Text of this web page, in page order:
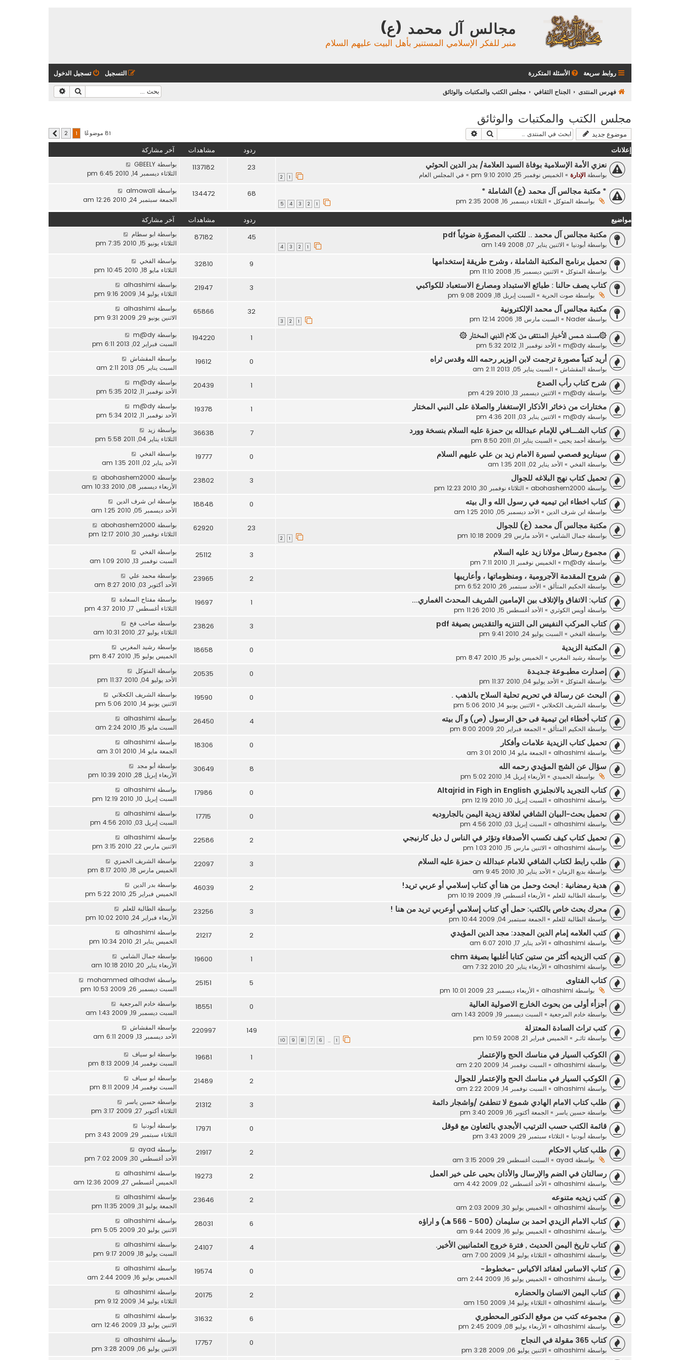
مجالس آل محمد (ع)
منبر للفكر الإسلامي المستنير بأهل البيت عليهم السلام
روابط سريعة الأسئلة المتكررة تسجيل الدخول التسجيل
فهرس المنتدى الجناح الثقافي مجلس الكتب والمكتبات والوثائق بحث
مجلس الكتب والمكتبات والوثائق
موضوع جديد بحث 81 موضوعًا 1
2 التالي
إعلانات ردود مشاهدات آخر مشاركة
نعزي الأمة الإسلامية بوفاة السيد العلامة/ بدر الدين الحوثي
بواسطة الإدارة » الخميس نوفمبر 25, 2010 9:10 pm » في المجلس العام 1
2
23
1137182 بواسطة GBEELY
الثلاثاء ديسمبر 14, 2010 6:45 pm
* مكتبة مجالس آل محمد (ع) الشاملة *
بواسطة المتوكل » الثلاثاء ديسمبر 16, 2008 2:35 pm 1
2
3
4
5
68
134472 بواسطة almowali
الجمعة سبتمبر 24, 2010 12:26 am
مواضيع ردود مشاهدات آخر مشاركة
مكتبة مجالس آل محمد .. للكتب المصوّرة ضوئياً pdf
بواسطة أبودنيا » الاثنين يناير 07, 2008 1:49 am 1
2
3
4
45
87182 بواسطة ابو سطام
الثلاثاء يونيو 15, 2010 7:35 pm
تحميل برنامج المكتبة الشاملة ، وشرح طريقة إستخدامها
بواسطة المتوكل » الاثنين ديسمبر 15, 2008 11:10 pm
9
32810 بواسطة الفخي
الثلاثاء مايو 18, 2010 10:45 pm
كتاب يصف حالنا : طبائع الاستبداد ومصارع الاستعباد للكواكبي
بواسطة صوت الحرية » السبت إبريل 18, 2009 9:08 pm
3
21947 بواسطة alhashimi
الثلاثاء يوليو 14, 2009 9:16 pm
مكتبة مجالس آل محمد الإلكترونية
بواسطة Nader
» السبت مارس 18, 2006 12:14 pm 1
2
3
32
65866 بواسطة alhashimi
الاثنين يونيو 29, 2009 9:31 pm
۞مسند شمس الأخبار المنتقى من كلام النبي المختار ۞
بواسطة m@dy
» الأحد نوفمبر 11, 2012 5:32 pm
1
194220 بواسطة m@dy
السبت فبراير 02, 2013 6:11 pm
أريد كتباً مصورة ترجمت لابن الوزير رحمه الله وقدس ثراه
بواسطة المقشاش » السبت يناير 05, 2013 2:11 am
0
19612 بواسطة المقشاش
السبت يناير 05, 2013 2:11 am
شرح كتاب رأب الصدع
بواسطة m@dy
» الاثنين ديسمبر 13, 2010 4:29 pm
1
20439 بواسطة m@dy
الأحد نوفمبر 11, 2012 5:35 pm
مختارات من ذخائر الأذكار الإستغفار والصلاة على النبي المختار
بواسطة m@dy
» الاثنين يناير 03, 2011 4:36 pm
1
19378 بواسطة m@dy
الأحد نوفمبر 11, 2012 5:34 pm
كتاب الشـــافي للإمام عبدالله بن حمزة عليه السلام بنسخة وورد
بواسطة أحمد يحيى » السبت يناير 01, 2011 8:50 pm
7
36638 بواسطة زيد
الثلاثاء يناير 04, 2011 5:58 pm
سيناريو قصصي لسيرة الامام زيد بن علي عليهم السلام
بواسطة الفخي » الأحد يناير 02, 2011 1:35 am
0
19777 بواسطة الفخي
الأحد يناير 02, 2011 1:35 am
تحميل كتاب نهج البلاغه للجوال
بواسطة abohashem2000
» الثلاثاء نوفمبر 30, 2010 12:23 pm
3
23802 بواسطة abohashem2000
الأربعاء ديسمبر 08, 2010 10:33 am
كتاب اخطاء ابن تيميه في رسول الله و ال بيته
بواسطة ابن شرف الدين » الأحد ديسمبر 05, 2010 1:25 am
0
18848 بواسطة ابن شرف الدين
الأحد ديسمبر 05, 2010 1:25 am
مكتبة مجالس آل محمد (ع) للجوال
بواسطة جمال الشامي » الأحد مارس 29, 2009 10:18 pm 1
2
23
62920 بواسطة abohashem2000
الثلاثاء نوفمبر 30, 2010 12:17 pm
مجموع رسائل مولانا زيد عليه السلام
بواسطة m@dy
» الخميس نوفمبر 11, 2010 7:11 pm
3
25112 بواسطة الفخي
السبت نوفمبر 13, 2010 1:09 am
شروح المقدمة الآجرومية ، ومنظوماتها ، وأعاريبها
بواسطة الحكيم المتألق » الأحد سبتمبر 26, 2010 6:52 pm
2
23965 بواسطة محمد علي
الأحد أكتوبر 03, 2010 8:27 am
كتاب: الاتفاق والإتلاف بين الإمامين الشريف المحدث الغماري...
بواسطة أويس الكوثري » الأحد أغسطس 15, 2010 11:26 pm
1
19697 بواسطة مفتاح السعادة
الثلاثاء أغسطس 17, 2010 4:37 pm
كتاب المركب النفيس الى التنزيه والتقديس بصيغة pdf
بواسطة الفخي » السبت يوليو 24, 2010 9:41 pm
3
23826 بواسطة صاحب فخ
الثلاثاء يوليو 27, 2010 10:31 am
المكتبة الزيدية
بواسطة رشيد المغربي » الخميس يوليو 15, 2010 8:47 pm
0
18658 بواسطة رشيد المغربي
الخميس يوليو 15, 2010 8:47 pm
إصدارت مطبـوعة جـديـدة
بواسطة المتوكل » الأحد يوليو 04, 2010 11:37 pm
0
20535 بواسطة المتوكل
الأحد يوليو 04, 2010 11:37 pm
البحث عن رسالة في تحريم تحلية السلاح بالذهب .
بواسطة الشريف الكحلاني » الاثنين يونيو 14, 2010 5:06 pm
0
19590 بواسطة الشريف الكحلاني
الاثنين يونيو 14, 2010 5:06 pm
كتاب أخطاء ابن تيمية فى حق الرسول (ص) و آل بيته
بواسطة الحكيم المتألق » الجمعة فبراير 20, 2009 8:00 pm
4
26450 بواسطة alhashimi
السبت مايو 15, 2010 2:24 am
تحميل كتاب الزيدية علامات وأفكار
بواسطة alhashimi
» الجمعة مايو 14, 2010 3:01 am
0
18306 بواسطة alhashimi
الجمعة مايو 14, 2010 3:01 am
سؤال عن الشج المؤيدي رحمه الله
بواسطة الحميدي » الأربعاء إبريل 14, 2010 5:02 pm
8
30649 بواسطة أبو مجد
الأربعاء إبريل 28, 2010 10:39 pm
كتاب التجريد بالانجليزي Altajrid in Figh in English
بواسطة alhashimi
» السبت إبريل 10, 2010 12:19 pm
0
17986 بواسطة alhashimi
السبت إبريل 10, 2010 12:19 pm
تحميل بحث-البيان الشافي لعلاقة زيدية اليمن بالجاروديه
بواسطة alhashimi
» السبت إبريل 03, 2010 4:56 pm
0
17715 بواسطة alhashimi
السبت إبريل 03, 2010 4:56 pm
تحميل كتاب كيف تكسب الأصدقاء وتؤثر في الناس ل ديل كارنيجي
بواسطة alhashimi
» الاثنين مارس 15, 2010 1:03 pm
2
22586 بواسطة alhashimi
الاثنين مارس 22, 2010 3:15 pm
طلب رابط لكتاب الشافي للامام عبدالله ن حمزة عليه السلام
بواسطة بديع الزمان » الأحد يناير 10, 2010 9:45 am
3
22097 بواسطة الشريف الحمزي
الخميس مارس 18, 2010 8:17 pm
هدية رمضانية : ابحث وحمل من هنا أي كتاب إسلامي أو عربي تريد!
بواسطة الطالبة للعلم » الأربعاء أغسطس 19, 2009 10:19 pm
2
46039 بواسطة بدر الدين
الخميس فبراير 25, 2010 5:22 pm
محرك بحث خاص بالكتب: حمل أي كتاب إسلامي أوعربي تريد من هنا !
بواسطة الطالبة للعلم » الجمعة سبتمبر 04, 2009 10:44 pm
3
23256 بواسطة الطالبة للعلم
الأربعاء فبراير 24, 2010 10:02 pm
كتب العلامه إمام الدين المجدد: مجد الدين المؤيدي
بواسطة alhashimi
» الأحد يناير 17, 2010 6:07 am
2
21217 بواسطة alhashimi
الخميس يناير 21, 2010 10:34 pm
كتب الزيديه أكثر من ستين كتابا أغلبها بصيغة chm
بواسطة alhashimi
» الأربعاء يناير 20, 2010 7:32 am
1
19600 بواسطة جمال الشامي
الأربعاء يناير 20, 2010 10:18 am
كتاب الفتاوى
بواسطة alhashimi
» الأربعاء ديسمبر 23, 2009 10:01 pm
5
25151 بواسطة mohammed alhadwi
السبت ديسمبر 26, 2009 10:53 pm
أجزأء أولى من بحوث الخارج الاصولية العالية
بواسطة خادم المرجعية » السبت ديسمبر 19, 2009 1:43 am
0
18551 بواسطة خادم المرجعية
السبت ديسمبر 19, 2009 1:43 am
كتب تراث السادة المعتزلة
بواسطة ثائـر » الخميس فبراير 21, 2008 10:59 pm 1
…
6
7
8
9
10
149
220997 بواسطة المقشاش
الأحد ديسمبر 13, 2009 6:11 am
الكوكب السيار في مناسك الحج والإعتمار
بواسطة alhashimi
» السبت نوفمبر 14, 2009 2:20 am
1
19681 بواسطة ابو سياف
السبت نوفمبر 14, 2009 8:13 pm
الكوكب السيار في مناسك الحج والإعتمار للجوال
بواسطة alhashimi
» السبت نوفمبر 14, 2009 2:22 am
2
21489 بواسطة ابو سياف
السبت نوفمبر 14, 2009 8:11 pm
طلب كتاب الامام الهادي شموع لا تنطفئ /واشجار دائمة
بواسطة حسين ياسر » الجمعة أكتوبر 16, 2009 3:40 pm
3
21312 بواسطة حسين ياسر
الثلاثاء أكتوبر 27, 2009 3:17 pm
قائمة الكتب حسب الترتيب الأبجدي بالتعاون مع قوقل
بواسطة أبودنيا » الثلاثاء سبتمبر 29, 2009 3:43 pm
0
17971 بواسطة أبودنيا
الثلاثاء سبتمبر 29, 2009 3:43 pm
طلب كتاب الاحكام
بواسطة ayad
» السبت أغسطس 29, 2009 3:15 am
2
21917 بواسطة ayad
الأحد أغسطس 30, 2009 7:02 pm
رسالتان في الضم والإرسال والأذان بحيى على خير العمل
بواسطة alhashimi
» الأحد أغسطس 02, 2009 4:42 am
2
19273 بواسطة alhashimi
الخميس أغسطس 27, 2009 12:36 am
كتب زيديه متنوعه
بواسطة alhashimi
» الخميس يوليو 30, 2009 2:03 am
2
23646 بواسطة alhashimi
الجمعة يوليو 31, 2009 11:35 pm
كتاب الامام الزيدي احمد بن سليمان (500 - 566 هـ) و اراؤه
بواسطة alhashimi
» الخميس يوليو 16, 2009 9:44 am
6
28031 بواسطة alhashimi
الاثنين يوليو 20, 2009 5:05 pm
كتاب تاريخ اليمن الحديث , فترة خروج العثمانيين الأخير.
بواسطة alhashimi
» الثلاثاء يوليو 14, 2009 7:00 am
4
24107 بواسطة alhashimi
السبت يوليو 18, 2009 9:17 pm
كتاب الاساس لعقائد الاكياس -مخطوط-
بواسطة alhashimi
» الخميس يوليو 16, 2009 2:44 am
0
19574 بواسطة alhashimi
الخميس يوليو 16, 2009 2:44 am
كتاب اليمن الانسان والحضاره
بواسطة alhashimi
» الثلاثاء يوليو 14, 2009 1:50 am
2
20175 بواسطة alhashimi
الثلاثاء يوليو 14, 2009 9:12 pm
مجموعه كتب من موقع الدكتور المحطوري
بواسطة alhashimi
» الأربعاء يوليو 08, 2009 2:45 pm
6
31632 بواسطة alhashimi
الاثنين يوليو 13, 2009 12:46 am
كتاب 365 مقولة في النجاح
بواسطة alhashimi
» الاثنين يوليو 06, 2009 3:28 pm
0
17757 بواسطة alhashimi
الاثنين يوليو 06, 2009 3:28 pm